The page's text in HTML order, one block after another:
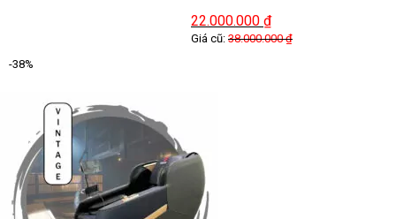
22.000.000 ₫
Giá cũ: 38.000.000₫
-38%